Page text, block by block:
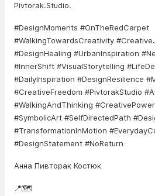
Pivtorak.Studio.
#DesignMoments #OnTheRedCarpet
#WalkingTowardsCreativity
#DesignHealing #UrbanInspiration
#InnerShift #VisualStorytelling
#DailyInspiration #DesignResilience
#CreativeFreedom #PivtorakStudio
#WalkingAndThinking
#SymbolicArt #SelfDirectedPath
#TransformationInMotion
#DesignStatement #NoReturn
Анна Пивторак Костюк
📍🗺️